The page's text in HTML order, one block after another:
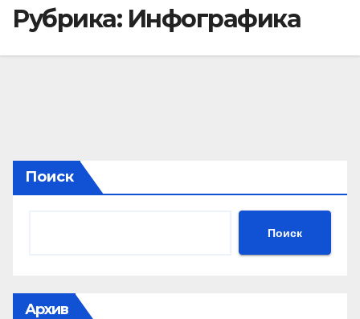
Рубрика: Инфографика
Поиск
Поиск
Архив